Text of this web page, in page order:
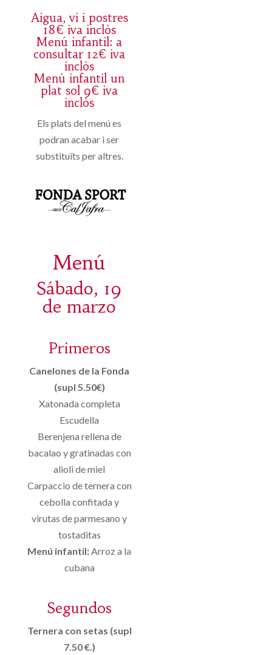
Aigua, vi i postres
18€ iva inclòs
Menú infantil: a
consultar 12€ iva
inclòs
Menú infantil un
plat sol 9€ iva
inclòs
Els plats del menú es
podran acabar i ser
substituïts per altres.
Menú
Sábado, 19
de marzo
Primeros
Canelones de la Fonda
(supl 5.50€)
Xatonada completa
Escudella
Berenjena rellena de
bacalao y gratinadas con
alioli de miel
Carpaccio de ternera con
cebolla confitada y
virutas de parmesano y
tostaditas
Menú infantil:Arroz a la
cubana
Segundos
Ternera con setas (supl
7.50 €.)